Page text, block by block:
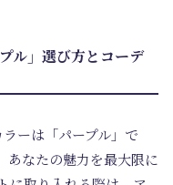
ル」選び方とコーデ
ーは「パープル」で
あなたの魅力を最大限に